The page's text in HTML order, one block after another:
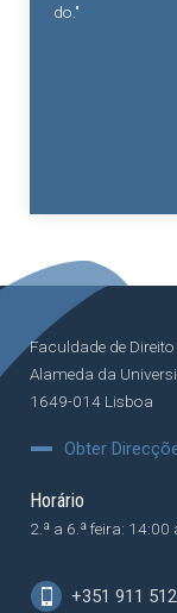
do."
Faculdade de Direito
Alameda da
1649-014 Lisboa
Obter
Horário
2.ª a 6.ª feira: 14:00
+351 911